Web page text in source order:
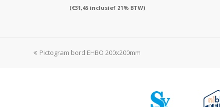
(€31,45inclusief 21% BTW)
previous
Pictogram bord EHBO 200x200mm